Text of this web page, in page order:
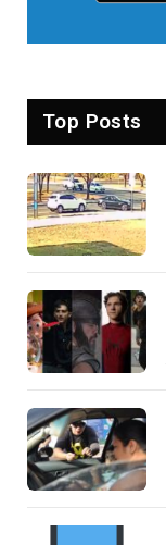
Top Posts